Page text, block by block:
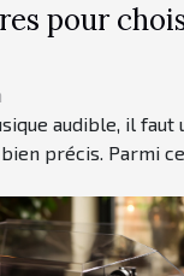
pour
audible, il faut
précis. Parmi